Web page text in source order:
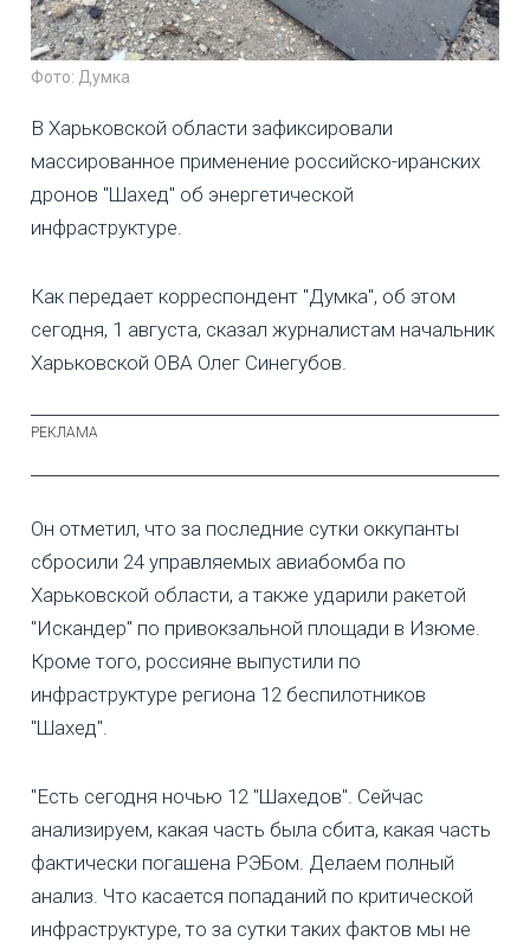
Фото: Думка
В Харьковской области зафиксировали
массированное применение российско-иранских
дронов "Шахед" об энергетической
инфраструктуре.
Как передает корреспондент "Думка", об этом
сегодня, 1 августа, сказал журналистам начальник
Харьковской ОВА Олег Синегубов.
Он отметил, что за последние сутки оккупанты
сбросили 24 управляемых авиабомба по
Харьковской области, а также ударили ракетой
"Искандер" по привокзальной площади в Изюме.
Кроме того, россияне выпустили по
инфраструктуре региона 12 беспилотников
"Шахед".
"Есть сегодня ночью 12 "Шахедов". Сейчас
анализируем, какая часть была сбита, какая часть
фактически погашена РЭБом. Делаем полный
анализ. Что касается попаданий по критической
инфраструктуре, то за сутки таких фактов мы не